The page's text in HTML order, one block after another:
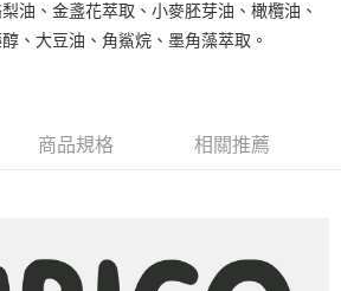
含以上)免運費
油、金盞花萃取、小麥胚芽油、橄欖油、
、大豆油、角鯊烷、墨角藻萃取。
商品規格 相關推薦